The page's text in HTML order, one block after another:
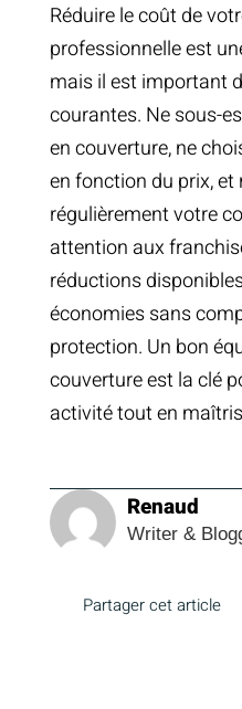
Réduire le coût de
professionnelle est
mais il est important
courantes. Ne sous-
en couverture, ne
en fonction du prix, et
régulièrement votre
attention aux
réductions
économies sans
protection. Un bon
couverture est la clé
activité tout en
Renaud
Writer &
Partager cet article